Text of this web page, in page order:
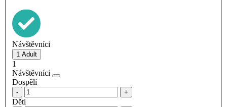
Návštěvníci
1
Návštěvníci
Dospělí
- +
Děti